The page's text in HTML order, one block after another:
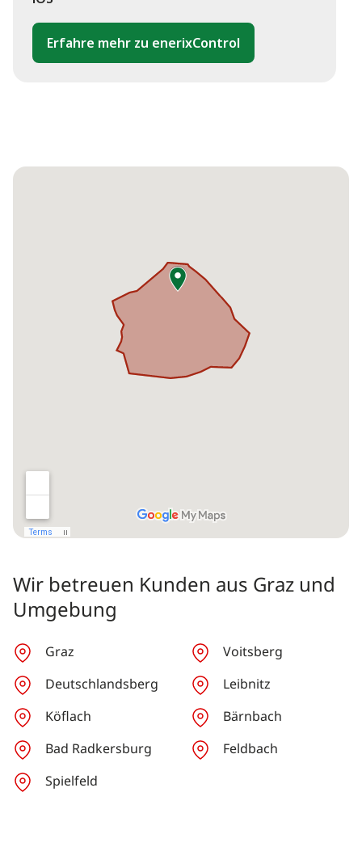
Erfahre mehr zu enerixControl
Wir betreuen Kunden aus Graz und
Umgebung
Graz
Voitsberg
Deutschlandsberg
Leibnitz
Köflach
Bärnbach
Bad Radkersburg
Feldbach
Spielfeld